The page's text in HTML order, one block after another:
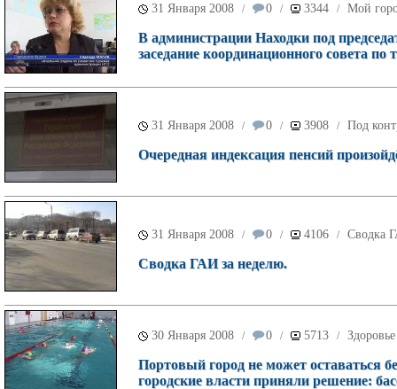
31 Января 2008 / 0 / 3344 / Мой
В администрации Находки под
заседание координационного совета по
31 Января 2008 / 0 / 3908 / Под
Очередная индексация пенсий
31 Января 2008 / 0 / 4106 / Сводка
Сводка ГАИ за неделю.
30 Января 2008 / 0 / 5713 / Здоровье
Портовый город не может оставаться
городские власти приняли решение: